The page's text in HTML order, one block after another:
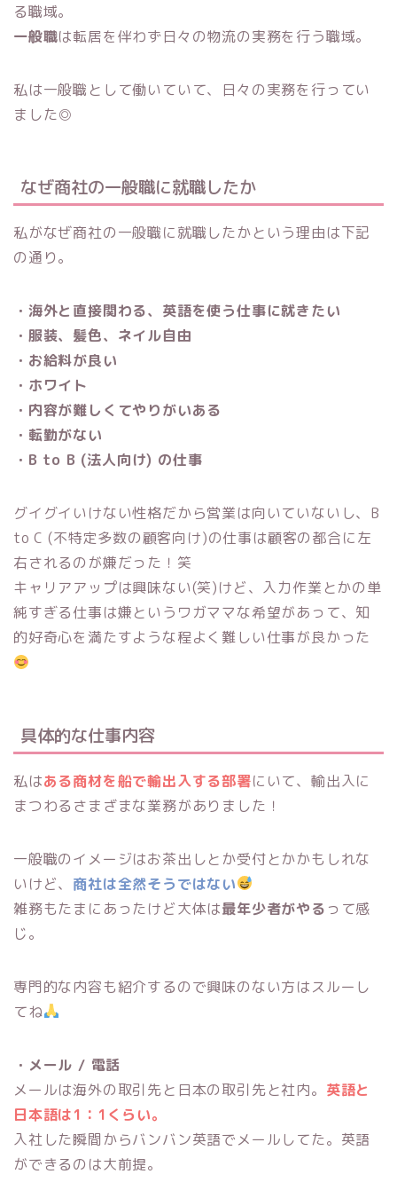
る職域。
一般職は転居を伴わず日々の物流の実務を行う職域。
私は一般職として働いていて、日々の実務を行ってい
ました◎
なぜ商社の一般職に就職したか
私がなぜ商社の一般職に就職したかという理由は下記
の通り。
・海外と直接関わる、英語を使う仕事に就きたい
・服装、髪色、ネイル自由
・お給料が良い
・ホワイト
・内容が難しくてやりがいある
・転勤がない
・B to B (法人向け) の仕事
グイグイいけない性格だから営業は向いていないし、B
to C (不特定多数の顧客向け)の仕事は顧客の都合に左
右されるのが嫌だった！笑
キャリアアップは興味ない(笑)けど、入力作業とかの単
純すぎる仕事は嫌というワガママな希望があって、知
的好奇心を満たすような程よく難しい仕事が良かった
具体的な仕事内容
私はある商材を船で輸出入する部署にいて、輸出入に
まつわるさまざまな業務がありました！
一般職のイメージはお茶出しとか受付とかかもしれな
いけど、 商社は全然そうではない
雑務もたまにあったけど大体は最年少者がやる って感
じ。
専門的な内容も紹介するので興味のない方はスルーし
てね
・メール / 電話
メールは海外の取引先と日本の取引先と社内。 英語と
日本語は1：1くらい。
入社した瞬間からバンバン英語でメールしてた。英語
ができるのは大前提。